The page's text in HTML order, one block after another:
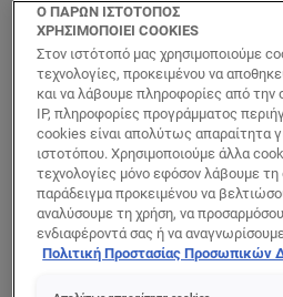
Ο ΠΑΡΩΝ ΙΣΤΟΤΟΠΟΣ
ΧΡΗΣΙΜΟΠΟΙΕΙ COOKIES
Στον ιστότοπό μας χρησιμοποιούμε
τεχνολογίες, προκειμένου να
και να λάβουμε πληροφορίες από την
IP, πληροφορίες προγράμματος
cookies είναι απολύτως απαραίτητα
ιστοτόπου. Χρησιμοποιούμε άλλα
τεχνολογίες μόνο εφόσον λάβουμε
παράδειγμα προκειμένου να
αναλύσουμε τη χρήση, να
ενδιαφέροντά σας ή να
σας για τη δημιουργία προφίλ με τα
διαδικτυακές προτάσεις. Μπορείτε
Πολιτική Προστασίας Προσωπικών